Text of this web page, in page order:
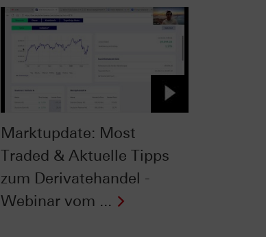
Marktupdate: Most
Traded & Aktuelle Tipps
zum Derivatehandel -
Webinar vom ...